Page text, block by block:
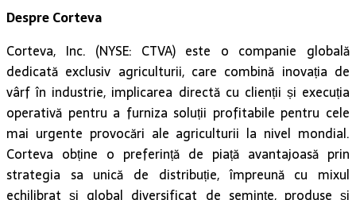
Despre Corteva
Corteva, Inc. (NYSE: CTVA) este o companie globală
dedicată exclusiv agriculturii, care combină inovația de
vârf în industrie, implicarea directă cu clienții și execuția
operativă pentru a furniza soluții profitabile pentru cele
mai urgente provocări ale agriculturii la nivel mondial.
Corteva obține o preferință de piață avantajoasă prin
strategia sa unică de distribuție, împreună cu mixul
echilibrat și global diversificat de semințe, produse și